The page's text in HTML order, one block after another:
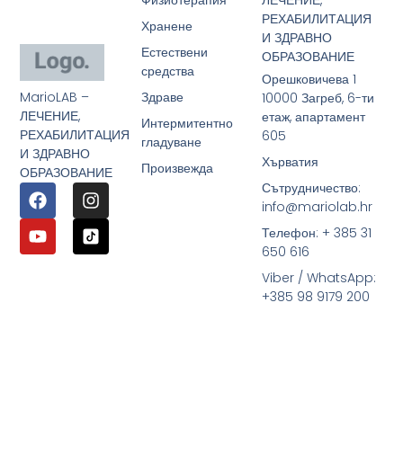
MarioLAB –
ЛЕЧЕНИЕ,
РЕХАБИЛИТАЦИЯ
И ЗДРАВНО
ОБРАЗОВАНИЕ
Хранене
Естествени
средства
Здраве
Интермитентно
гладуване
Произвежда
РЕХАБИЛИТАЦИЯ
И ЗДРАВНО
ОБРАЗОВАНИЕ
Орешковичева 1
10000 Загреб, 6-ти
етаж, апартамент
605
Хърватия
Сътрудничество:
info@mariolab.hr
Телефон: + 385 31
650 616
Viber / WhatsApp:
+385 98 9179 200